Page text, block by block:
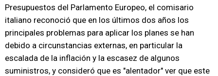
Presupuestos del Parlamento Europeo, el comisario
italiano reconoció que en los últimos dos años los
principales problemas para aplicar los planes se han
debido a circunstancias externas, en particular la
escalada de la inflación y la escasez de algunos
suministros, y consideró que es "alentador" ver que este